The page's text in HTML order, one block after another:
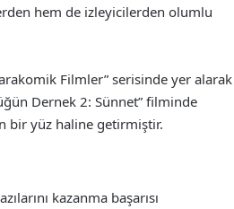
hem de izleyicilerden olumlu
Filmler” serisinde yer alarak
Dernek 2: Sünnet” filminde
bir yüz haline getirmiştir.
kazanma başarısı